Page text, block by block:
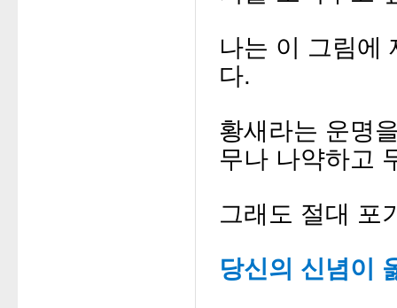
나는 이 그림에
다.
황새라는 운명
무나 나약하고
그래도 절대 포
당신의 신념이